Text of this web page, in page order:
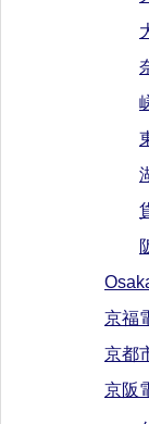
京福
京都
京阪